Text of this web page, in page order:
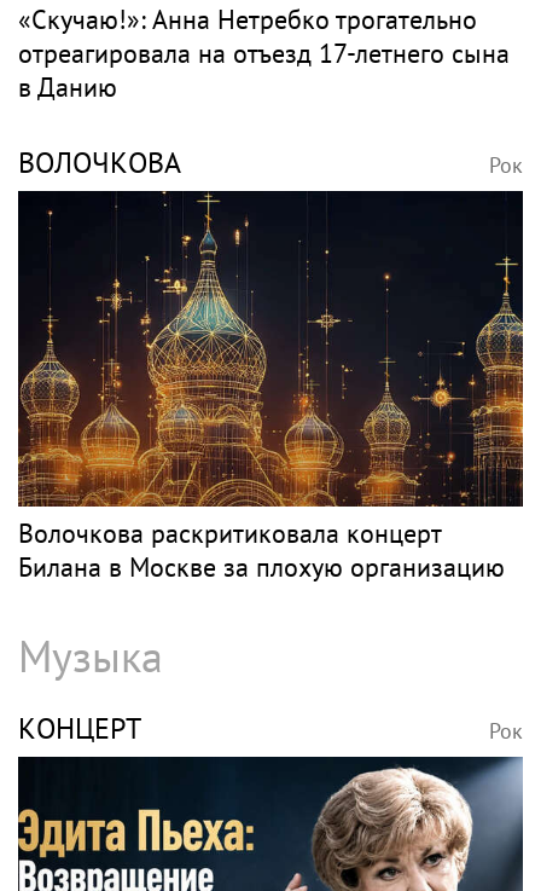
«Скучаю!»: Анна Нетребко трогательно
отреагировала на отъезд 17-летнего сына
в Данию
ВОЛОЧКОВА Рок
Волочкова раскритиковала концерт
Билана в Москве за плохую организацию
Музыка
КОНЦЕРТ Рок